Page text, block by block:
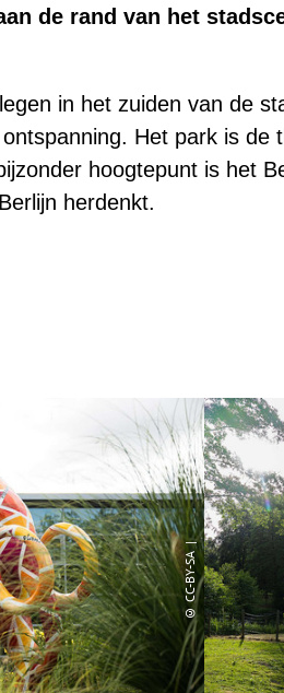
de rand van het
in het zuiden van de
Het park is de
hoogtepunt is het
herdenkt.
© CC-BY-SA |